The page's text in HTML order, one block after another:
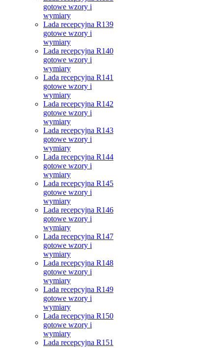
gotowe wzory i
wymiary
Lada recepcyjna R139
gotowe wzory i
wymiary
Lada recepcyjna R140
gotowe wzory i
wymiary
Lada recepcyjna R141
gotowe wzory i
wymiary
Lada recepcyjna R142
gotowe wzory i
wymiary
Lada recepcyjna R143
gotowe wzory i
wymiary
Lada recepcyjna R144
gotowe wzory i
wymiary
Lada recepcyjna R145
gotowe wzory i
wymiary
Lada recepcyjna R146
gotowe wzory i
wymiary
Lada recepcyjna R147
gotowe wzory i
wymiary
Lada recepcyjna R148
gotowe wzory i
wymiary
Lada recepcyjna R149
gotowe wzory i
wymiary
Lada recepcyjna R150
gotowe wzory i
wymiary
Lada recepcyjna R151